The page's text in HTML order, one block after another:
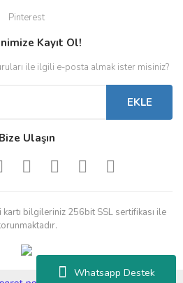
Whatsapp Destek
Pinterest
Kayıt Ol!
ile ilgili e-posta almak ister misiniz?
EKLE
Bize Ulaşın
kartı bilgileriniz 256bit SSL sertifikası ile